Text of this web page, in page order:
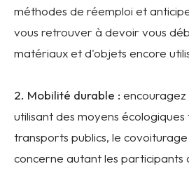
méthodes de réemploi et
vous retrouver à devoir vous
matériaux et d'objets encore
2. Mobilité durable : encouragez
utilisant des moyens écologiques
transports publics, le
concerne autant les participants